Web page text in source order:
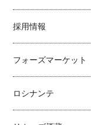
採用情報
フォーズマーケット
ロシナンテ